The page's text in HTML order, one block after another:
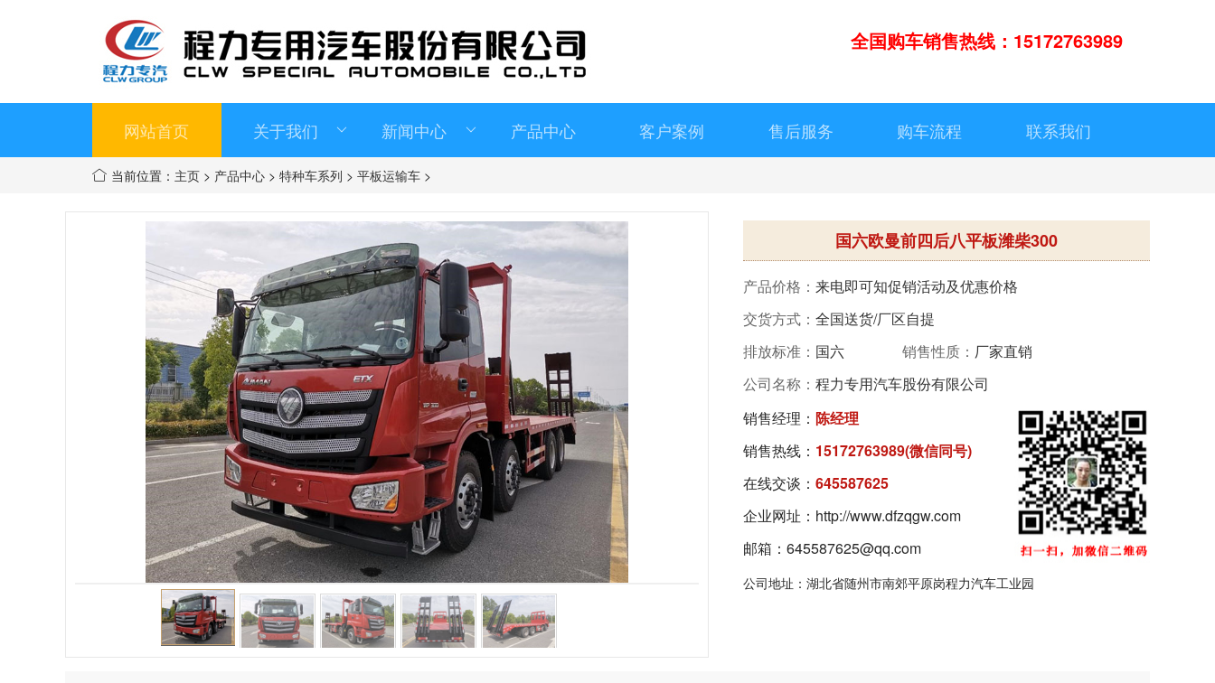
全国购车销售热线：15172763989
网站首页 关于我们 新闻中心 产品中心 客户案例 售后服务 购车流程 联系我们
当前位置： 主页 > 产品中心 > 特种车系列 > 平板运输车 >
国六欧曼前四后八平板潍柴300
产品价格： 来电即可知促销活动及优惠价格
交货方式： 全国送货/厂区自提
排放标准： 国六 销售性质： 厂家直销
公司名称： 程力专用汽车股份有限公司
销售经理： 陈经理
销售热线： 15172763989(微信同号)
在线交谈： 645587625
企业网址：http://www.dfzqgw.com
邮箱：645587625@qq.com
公司地址：湖北省随州市南郊平原岗程力汽车工业园